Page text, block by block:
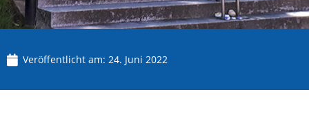
Veröffentlicht am: 24. Juni 2022